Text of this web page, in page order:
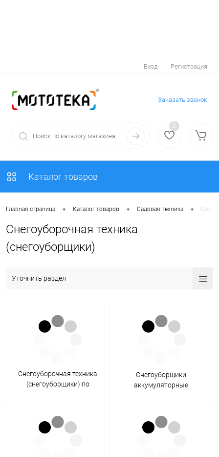
Вход Регистрация
Заказать звонок
0
Каталог товаров
Главная страница • Каталог товаров • Садовая техника •
Снегоуборочная техника
(снегоуборщики)
Уточнить раздел
Снегоуборочная техника
(снегоуборщики) по
Снегоуборщики
аккумуляторные